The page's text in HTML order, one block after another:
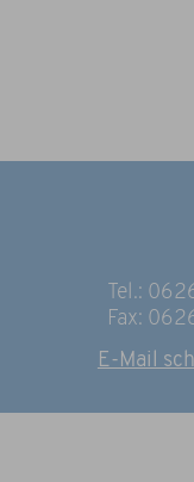
Tel.:
Fax:
E-Mail